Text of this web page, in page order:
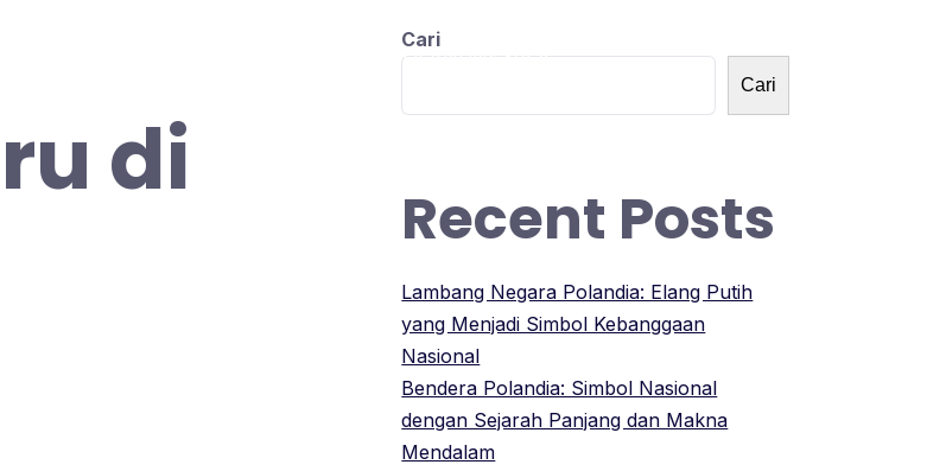
INFO POLANDNESIA
di
Cari
Cari
Recent Posts
Lambang Negara Polandia: Elang Putih
yang Menjadi Simbol Kebanggaan
Nasional
Bendera Polandia: Simbol Nasional
dengan Sejarah Panjang dan Makna
Mendalam